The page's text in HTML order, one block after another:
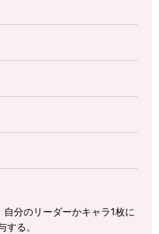
自分のリーダーかキャラ1枚に
する。